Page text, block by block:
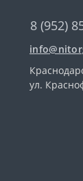
8 (952)
ул.